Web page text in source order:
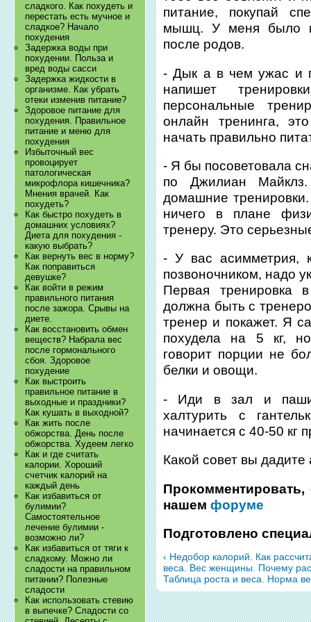
сладкого. Как похудеть и
перестать есть мучное и
сладкое? Начало
похудения
Задержка воды при
похудении. Польза и
вред воды сасси
Задержка жидкости в
организме. Как убрать
отеки изменив питание?
Здоровое питание для
похудения. Правильное
питание и меню для
похудения
Избыточный вес
провоцирует
патологическая
микрофлора кишечника?
Мнения врачей. Как
похудеть?
Как быстро похудеть в
домашних условиях?
Диета для похудения -
какую выбрать?
Как вернуть вес в норму?
Как поправиться
девушке?
Как войти в режим
правильного питания
после зажора. Срывы на
диете.
Как восстановить обмен
веществ? Набрала вес
после гормонального
сбоя. Здоровое
похудение
Как выстроить
правильное питание в
выходные и праздники?
Как кушать в выходной?
Как жить после
обжорства. День после
обжорства. Худеем легко
Как и где считать
калории. Хороший
счетчик калорий на
каждый день
Как избавиться от
булимии?
Самостоятельное
лечение булимии -
возможно ли?
Как избавиться от тяги к
сладкому. Можно ли
сладости на правильном
питании? Полезные
сладости
Как использовать стевию
в выпечке? Сладости со
питание, покупай
мышц. У меня было
после родов.
- Дык а в чем ужас и
напишет
персональные
онлайн тренинга,
начать правильно
- Я бы посоветовала
по Джилиан
домашние
ничего в плане
тренеру. Это
- У вас асимметрия,
позвоночником, надо
Первая тренировка
должна быть с
тренер и покажет. Я
похудела на 5 кг,
говорит порции не
белки и овощи.
- Иди в зал и паши
халтурить с
начинается с 40-50 кг
Какой совет вы дадите
нашемфоруме
Подготовлено
‹ Недобор калорий. Как
веса. Вес женщины. Почему
Таблица роста и веса. Норма